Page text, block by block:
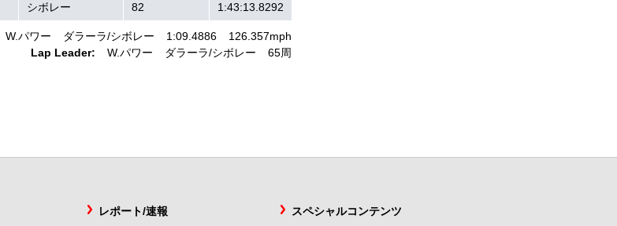
W.パワー ダラーラ シボレー 1:09.4886
126.357mph
Lap Leader:
W.パワー ダラーラ シボレー 65周
シボレー 82 1:43:13.8292
レポート/速報 スペシャルコンテンツ